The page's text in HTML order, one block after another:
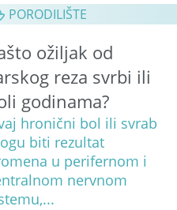
PORODILIŠTE
ožiljak od
reza svrbi ili
godinama?
hronični bol ili svrab
biti rezultat
u perifernom i
nervnom